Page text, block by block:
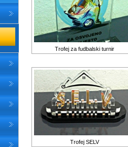
Trofej za fudbalski turnir
Trofej SELV